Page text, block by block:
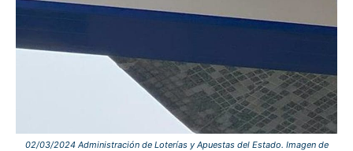
02/03/2024 Administración de Loterías y Apuestas del Estado. Imagen de